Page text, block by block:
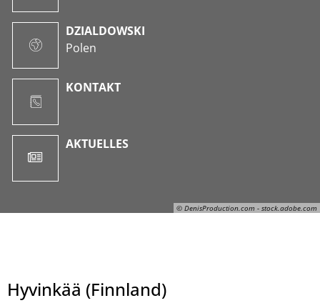
© DenisProduction.com - stock.adobe.com
DZIALDOWSKI
Polen
KONTAKT
AKTUELLES
Hyvinkää (Finnland)